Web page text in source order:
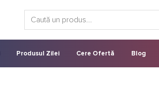
Produsul Zilei Cere Ofertă Blog